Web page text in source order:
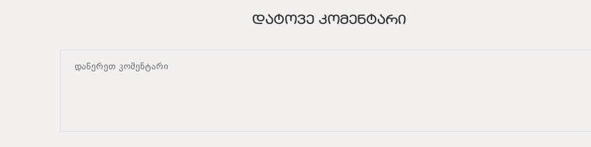
ᲓᲐᲢᲝᲕᲔ ᲙᲝᲛᲔᲜᲢᲐᲠᲘ